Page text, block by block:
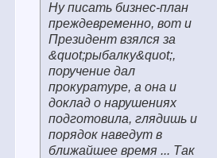
Ну писать бизнес-план
преждевременно, вот и
Президент взялся за
&quot;рыбалку&quot;,
поручение дал
прокуратуре, а она и
доклад о нарушениях
подготовила, глядишь и
порядок наведут в
ближайшее время ... Так